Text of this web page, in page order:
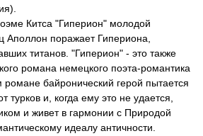
Китса "Гиперион" молодой
Аполлон поражает Гипериона,
титанов. "Гиперион" - это также
романа немецкого поэта-романтика
байронический герой пытается
турков и, когда ему это не удается,
и живет в гармонии с Природой
идеалу античности.